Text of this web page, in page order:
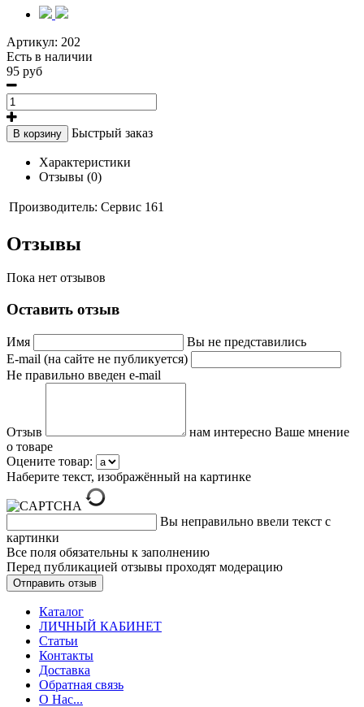
Артикул: 202
Есть в наличии
95 руб
В корзину Быстрый заказ
Характеристики
Отзывы (0)
Производитель: Сервис 161
Отзывы
Пока нет отзывов
Оставить отзыв
Имя
Вы не представились
E-mail (на сайте не публикуется)
Не правильно введен e-mail
Отзыв
нам интересно Ваше мнение
о товаре
Оцените товар:
Наберите текст, изображённый на картинке
Вы неправильно ввели текст с
картинки
Все поля обязательны к заполнению
Перед публикацией отзывы проходят модерацию
Каталог
ЛИЧНЫЙ КАБИНЕТ
Статьи
Контакты
Доставка
Обратная связь
О Нас...